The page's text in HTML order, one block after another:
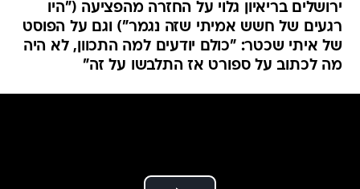
ירושלים בריאיון גלוי על החזרה מהפציעה ("היו
רגעים של חשש אמיתי שזה נגמר") וגם על הפוסט
של איתי שכטר: "כולם יודעים למה התכוון, לא היה
מה לכתוב על ספורט אז התלבשו על זה"